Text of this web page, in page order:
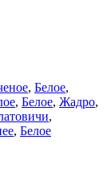
, Белое,
, Белое, Жадро,
,
, Белое